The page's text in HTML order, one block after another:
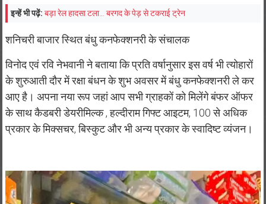
इन्हें भी पढ़ें: बड़ा रेल हादसा टला… बरगद के पेड़ से टकराई ट्रेन
शनिचरी बाजार स्थित बंधु कनफेक्शनरी के संचालक
विनोद एवं रवि नेभवानी ने बताया कि प्रति वर्षानुसार इस वर्ष भी त्योहारों
के शुरुआती दौर में रक्षा बंधन के शुभ अवसर में बंधु कनफेक्शनरी ले कर
आए है। अपना नया रूप जहां आप सभी ग्राहकों को मिलेंगे बंफर ऑफर
के साथ कैडबरी डेयरीमिल्क , हल्दीराम गिफ्ट आइटम, 100 से अधिक
प्रकार के मिक्सचर, बिस्कुट और भी अन्य प्रकार के स्वादिष्ट व्यंजन।